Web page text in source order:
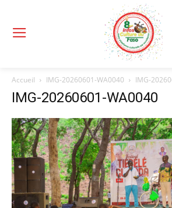
Accueil IMG-20260601-WA0040 IMG-
IMG-20260601-WA0040